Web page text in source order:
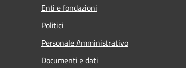
Enti e fondazioni
Politici
Personale Amministrativo
Documenti e dati